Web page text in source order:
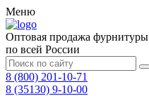
Меню
Оптовая продажа фурнитуры
по всей России
8 (800) 201-10-71
8 (35130) 9-10-00